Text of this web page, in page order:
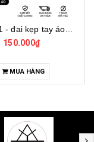
Dta0001 - đai kẹp tay áo cho bartender
HÀNG